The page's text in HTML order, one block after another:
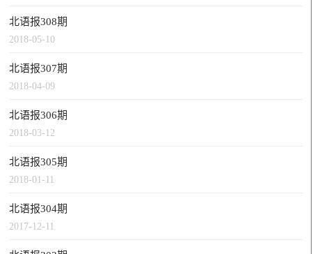
北语报308期
2018-05-10
北语报307期
2018-04-09
北语报306期
2018-03-12
北语报305期
2018-01-11
北语报304期
2017-12-11